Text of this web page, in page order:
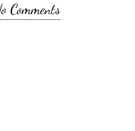
Comments